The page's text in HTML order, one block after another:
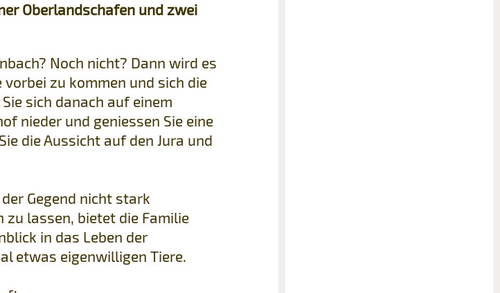
Oberlandschafen und zwei
Noch nicht? Dann wird es
zu kommen und sich die
sich danach auf einem
nieder und geniessen Sie eine
die Aussicht auf den Jura und
Gegend nicht stark
lassen, bietet die Familie
in das Leben der
etwas eigenwilligen Tiere.